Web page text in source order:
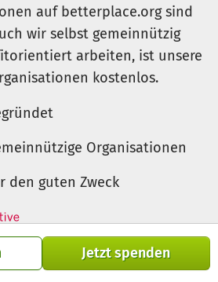
Jetzt spenden
auf betterplace.org sind
wir selbst gemeinnützig
arbeiten, ist unsere
kostenlos.
Organisationen
den guten Zweck